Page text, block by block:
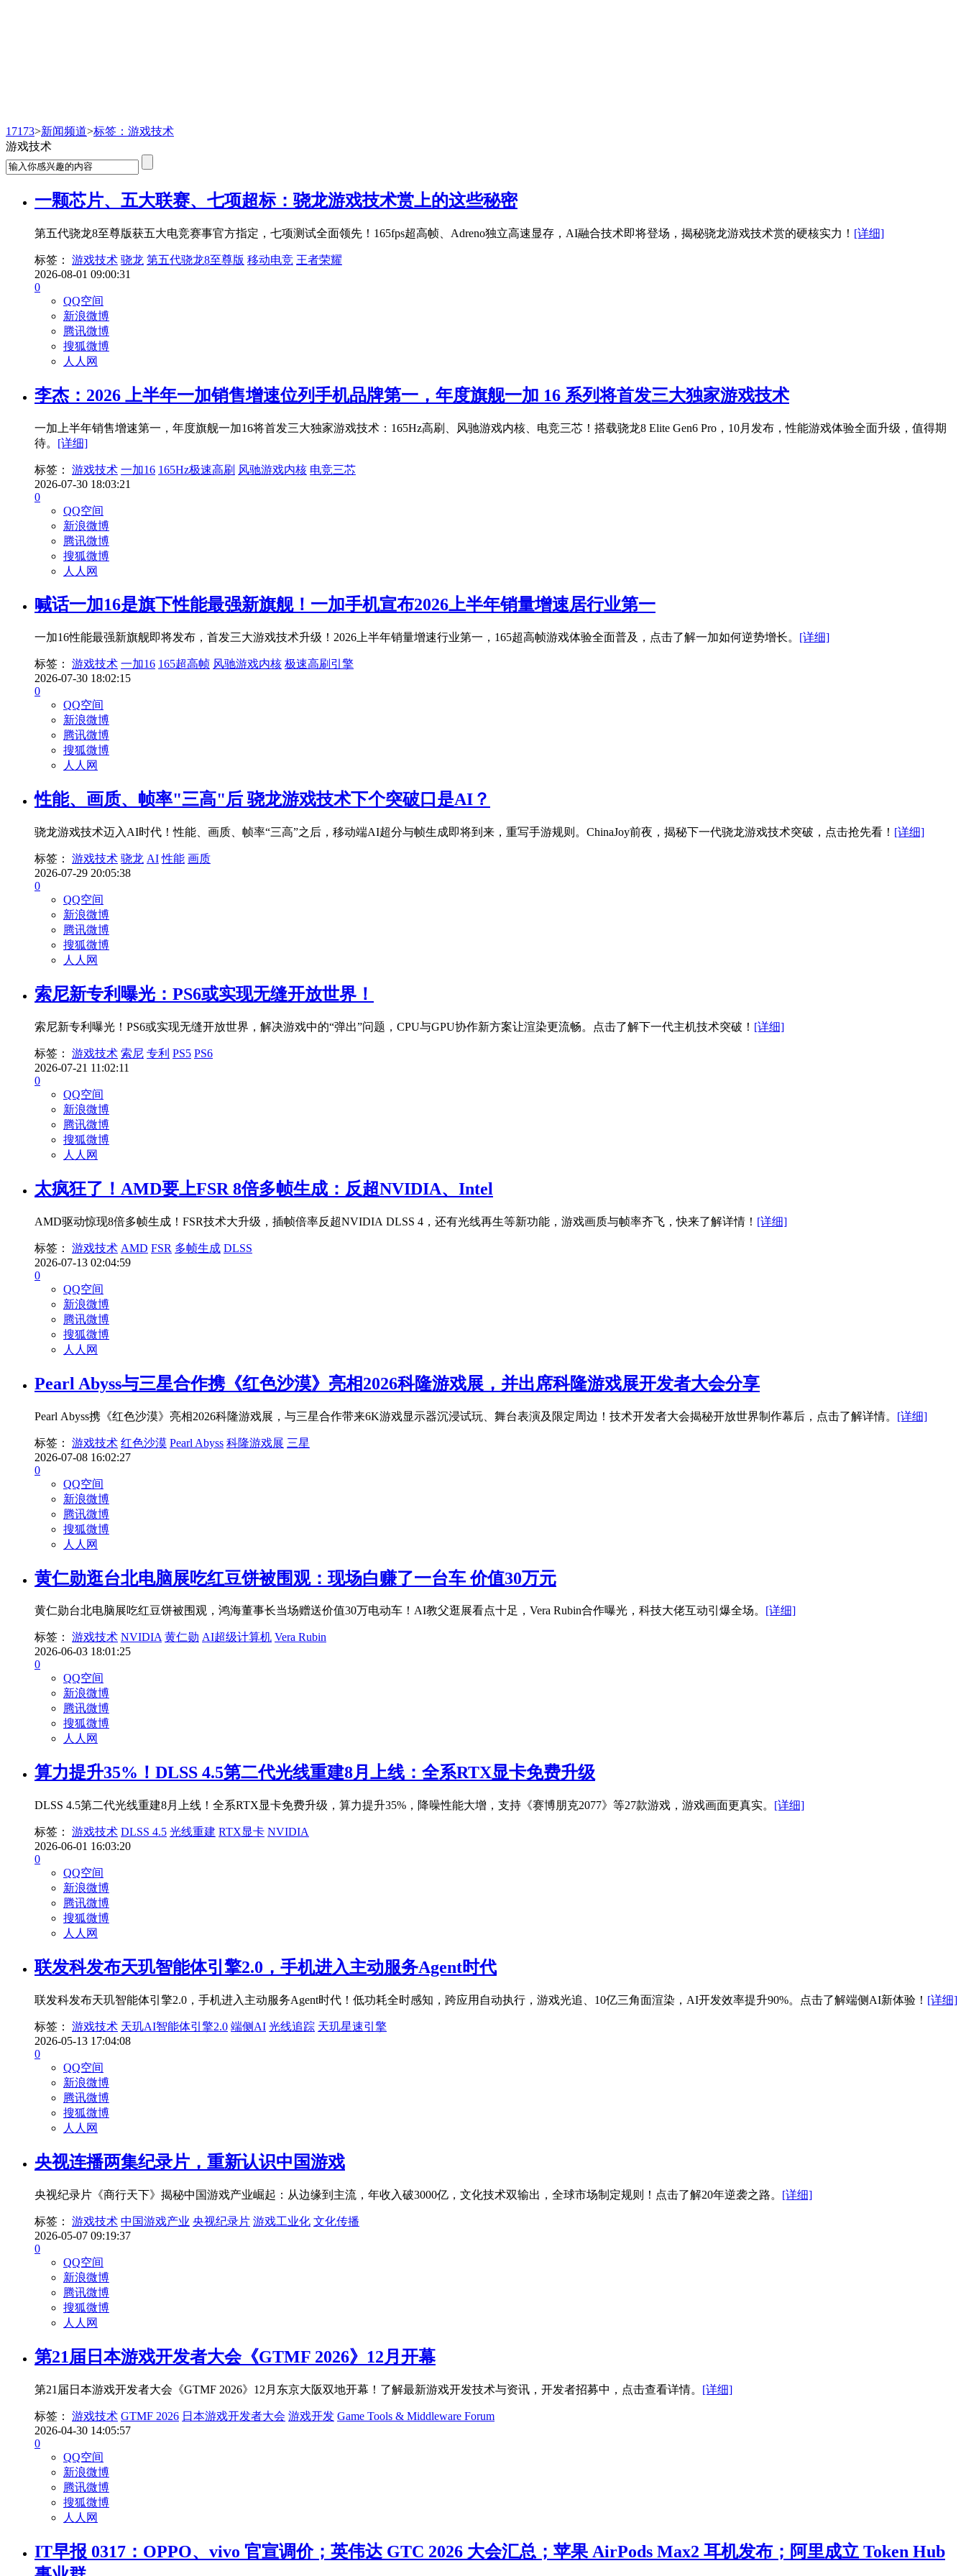
17173>新闻频道>标签：游戏技术
游戏技术
一颗芯片、五大联赛、七项超标：骁龙游戏技术赏上的这些秘密
第五代骁龙8至尊版获五大电竞赛事官方指定，七项测试全面领先！165fps超高帧、Adreno独立高速显存，AI融合技术即将登场，揭秘骁龙游戏技术赏的硬核实力！ [详细]
标签： 游戏技术 骁龙 第五代骁龙8至尊版 移动电竞 王者荣耀
2026-08-01 09:00:31
0
QQ空间
新浪微博
腾讯微博
搜狐微博
人人网
李杰：2026 上半年一加销售增速位列手机品牌第一，年度旗舰一加 16 系列将首发三大独家游戏技术
一加上半年销售增速第一，年度旗舰一加16将首发三大独家游戏技术：165Hz高刷、风驰游戏内核、电竞三芯！搭载骁龙8 Elite Gen6 Pro，10月发布，性能游戏体验全面升级，值得期
待。 [详细]
标签： 游戏技术 一加16 165Hz极速高刷 风驰游戏内核 电竞三芯
2026-07-30 18:03:21
0
QQ空间
新浪微博
腾讯微博
搜狐微博
人人网
喊话一加16是旗下性能最强新旗舰！一加手机宣布2026上半年销量增速居行业第一
一加16性能最强新旗舰即将发布，首发三大游戏技术升级！2026上半年销量增速行业第一，165超高帧游戏体验全面普及，点击了解一加如何逆势增长。 [详细]
标签： 游戏技术 一加16 165超高帧 风驰游戏内核 极速高刷引擎
2026-07-30 18:02:15
0
QQ空间
新浪微博
腾讯微博
搜狐微博
人人网
性能、画质、帧率"三高"后 骁龙游戏技术下个突破口是AI？
骁龙游戏技术迈入AI时代！性能、画质、帧率“三高”之后，移动端AI超分与帧生成即将到来，重写手游规则。ChinaJoy前夜，揭秘下一代骁龙游戏技术突破，点击抢先看！ [详细]
标签： 游戏技术 骁龙 AI 性能 画质
2026-07-29 20:05:38
0
QQ空间
新浪微博
腾讯微博
搜狐微博
人人网
索尼新专利曝光：PS6或实现无缝开放世界！
索尼新专利曝光！PS6或实现无缝开放世界，解决游戏中的“弹出”问题，CPU与GPU协作新方案让渲染更流畅。点击了解下一代主机技术突破！ [详细]
标签： 游戏技术 索尼 专利 PS5 PS6
2026-07-21 11:02:11
0
QQ空间
新浪微博
腾讯微博
搜狐微博
人人网
太疯狂了！AMD要上FSR 8倍多帧生成：反超NVIDIA、Intel
AMD驱动惊现8倍多帧生成！FSR技术大升级，插帧倍率反超NVIDIA DLSS 4，还有光线再生等新功能，游戏画质与帧率齐飞，快来了解详情！ [详细]
标签： 游戏技术 AMD FSR 多帧生成 DLSS
2026-07-13 02:04:59
0
QQ空间
新浪微博
腾讯微博
搜狐微博
人人网
Pearl Abyss与三星合作携《红色沙漠》亮相2026科隆游戏展，并出席科隆游戏展开发者大会分享
Pearl Abyss携《红色沙漠》亮相2026科隆游戏展，与三星合作带来6K游戏显示器沉浸试玩、舞台表演及限定周边！技术开发者大会揭秘开放世界制作幕后，点击了解详情。 [详细]
标签： 游戏技术 红色沙漠 Pearl Abyss 科隆游戏展 三星
2026-07-08 16:02:27
0
QQ空间
新浪微博
腾讯微博
搜狐微博
人人网
黄仁勋逛台北电脑展吃红豆饼被围观：现场白赚了一台车 价值30万元
黄仁勋台北电脑展吃红豆饼被围观，鸿海董事长当场赠送价值30万电动车！AI教父逛展看点十足，Vera Rubin合作曝光，科技大佬互动引爆全场。 [详细]
标签： 游戏技术 NVIDIA 黄仁勋 AI超级计算机 Vera Rubin
2026-06-03 18:01:25
0
QQ空间
新浪微博
腾讯微博
搜狐微博
人人网
算力提升35%！DLSS 4.5第二代光线重建8月上线：全系RTX显卡免费升级
DLSS 4.5第二代光线重建8月上线！全系RTX显卡免费升级，算力提升35%，降噪性能大增，支持《赛博朋克2077》等27款游戏，游戏画面更真实。 [详细]
标签： 游戏技术 DLSS 4.5 光线重建 RTX显卡 NVIDIA
2026-06-01 16:03:20
0
QQ空间
新浪微博
腾讯微博
搜狐微博
人人网
联发科发布天玑智能体引擎2.0，手机进入主动服务Agent时代
联发科发布天玑智能体引擎2.0，手机进入主动服务Agent时代！低功耗全时感知，跨应用自动执行，游戏光追、10亿三角面渲染，AI开发效率提升90%。点击了解端侧AI新体验！ [详细]
标签： 游戏技术 天玑AI智能体引擎2.0 端侧AI 光线追踪 天玑星速引擎
2026-05-13 17:04:08
0
QQ空间
新浪微博
腾讯微博
搜狐微博
人人网
央视连播两集纪录片，重新认识中国游戏
央视纪录片《商行天下》揭秘中国游戏产业崛起：从边缘到主流，年收入破3000亿，文化技术双输出，全球市场制定规则！点击了解20年逆袭之路。 [详细]
标签： 游戏技术 中国游戏产业 央视纪录片 游戏工业化 文化传播
2026-05-07 09:19:37
0
QQ空间
新浪微博
腾讯微博
搜狐微博
人人网
第21届日本游戏开发者大会《GTMF 2026》12月开幕
第21届日本游戏开发者大会《GTMF 2026》12月东京大阪双地开幕！了解最新游戏开发技术与资讯，开发者招募中，点击查看详情。 [详细]
标签： 游戏技术 GTMF 2026 日本游戏开发者大会 游戏开发 Game Tools & Middleware Forum
2026-04-30 14:05:57
0
QQ空间
新浪微博
腾讯微博
搜狐微博
人人网
IT早报 0317：OPPO、vivo 官宣调价；英伟达 GTC 2026 大会汇总；苹果 AirPods Max2 耳机发布；阿里成立 Token Hub